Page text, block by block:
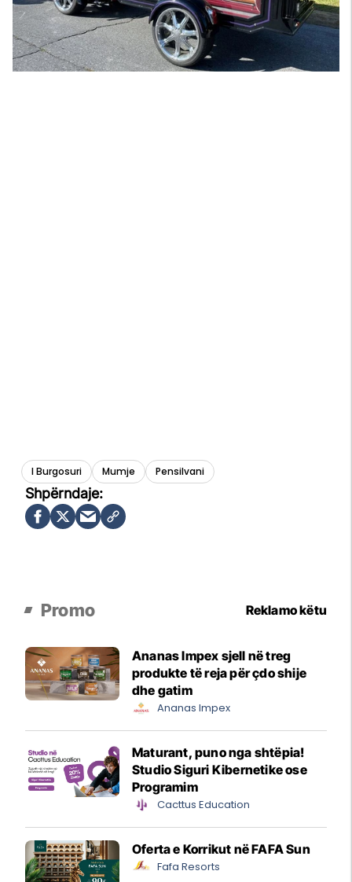
I Burgosuri Mumje Pensilvani
Promo Reklamo këtu
Ananas Impex sjell në treg
produkte të reja për çdo shije
dhe gatim
Ananas Impex
Maturant, puno nga shtëpia!
Studio Siguri Kibernetike ose
Programim
Cacttus Education
Oferta e Korrikut në FAFA Sun
Fafa Resorts